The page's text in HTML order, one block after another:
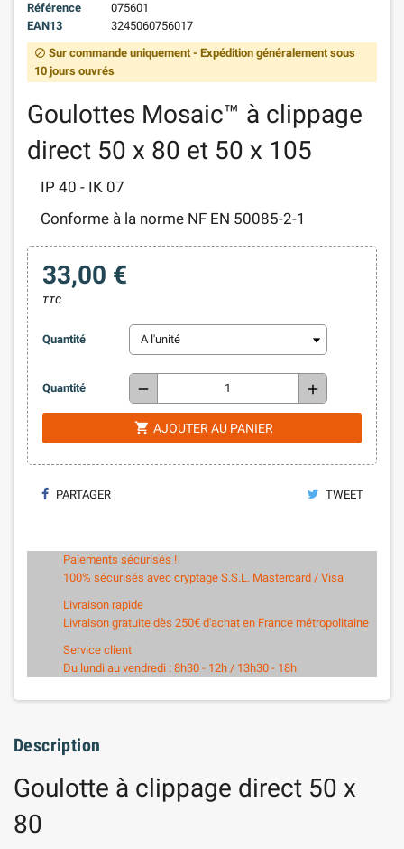
Référence
075601
EAN13
3245060756017
block Sur commande uniquement - Expédition généralement sous
10 jours ouvrés
Goulottes Mosaic™ à clippage
direct 50 x 80 et 50 x 105
IP 40 - IK 07
Conforme à la norme NF EN 50085-2-1
33,00 €
TTC
Quantité
Quantité remove add
shopping_cart AJOUTER AU PANIER
PARTAGER TWEET
Paiements sécurisés !
100% sécurisés avec cryptage S.S.L. Mastercard / Visa
Livraison rapide
Livraison gratuite dès 250€ d'achat en France métropolitaine
Service client
Du lundi au vendredi : 8h30 - 12h / 13h30 - 18h
Description
Goulotte à clippage direct 50 x
80